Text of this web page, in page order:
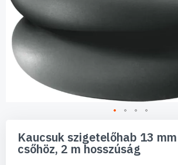
képgaléria
elejére
Kaucsuk szigetelőhab 13
csőhöz, 2 m hosszúság